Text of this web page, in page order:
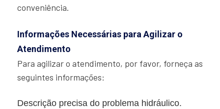
conveniência.
Informações Necessárias para Agilizar o
Atendimento
Para agilizar o atendimento, por favor, forneça as
seguintes informações:
Descrição precisa do problema hidráulico.